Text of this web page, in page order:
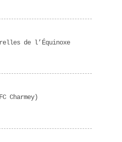
de l’Équinoxe
Charmey)